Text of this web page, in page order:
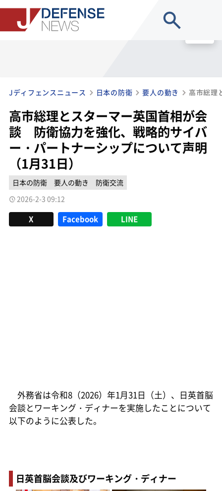
Jディフェンスニュース 日本の防衛 要人の動き
高市総理とスターマー英国首相が会
談 防衛協力を強化、戦略的サイバ
ー・パートナーシップについて声明
（1月31日）
日本の防衛 要人の動き
防衛交流
2026-2-3 09:12
X Facebook LINE
外務省は令和8（2026）年1月31日（土）、日英首脳
会談とワーキング・ディナーを実施したことについて
以下のように公表した。
日英首脳会談及びワーキング・ディナー